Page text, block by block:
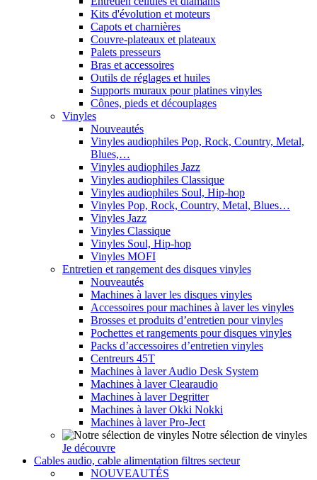
Kits d'évolution et moteurs
Capots et charnières
Couvre-plateaux et plateaux
Palets presseurs
Bras et accessoires
Outils de réglages et huiles
Supports muraux pour platines vinyles
Cônes, pieds et découplages
Vinyles
Nouveautés
Vinyles audiophiles Pop, Rock, Country, Metal,
Blues,…
Vinyles audiophiles Jazz
Vinyles audiophiles Classique
Vinyles audiophiles Soul, Hip-hop
Vinyles Pop, Rock, Country, Metal, Blues…
Vinyles Jazz
Vinyles Classique
Vinyles Soul, Hip-hop
Vinyles MOFI
Entretien et rangement des disques vinyles
Nouveautés
Machines à laver les disques vinyles
Accessoires pour machines à laver les vinyles
Brosses et produits d’entretien pour vinyles
Pochettes et rangements pour disques vinyles
Packs d’accessoires d’entretien vinyles
Centreurs 45T
Machines à laver Audio Desk System
Machines à laver Clearaudio
Machines à laver Degritter
Machines à laver Okki Nokki
Machines à laver Pro-Ject
Notre sélection de vinyles
Je découvre
Cables audio, cable alimentation filtres secteur
NOUVEAUTÉS